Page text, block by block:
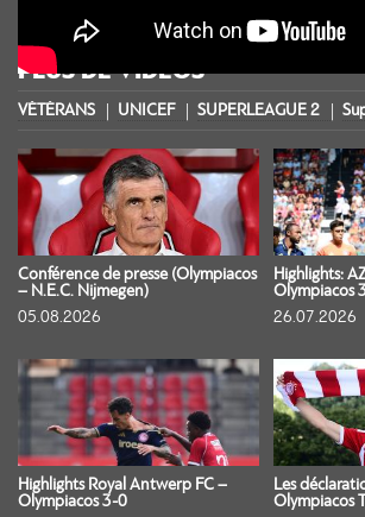
PLUS DE VIDÉOS
VÉTÉRANS UNICEF SUPERLEAGUE 2
Conférence de presse (Olympiacos
– N.E.C. Nijmegen)
05.08.2026
Highlights:
Olympiacos
26.07.2026
Highlights Royal Antwerp FC –
Olympiacos 3-0
Les
Olympiacos